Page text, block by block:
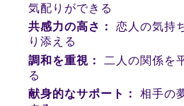
気配りができる
共感力の高さ：
恋人の気持
り添える
調和を重視：
二人の関係を
る
献身的なサポート：
相手の